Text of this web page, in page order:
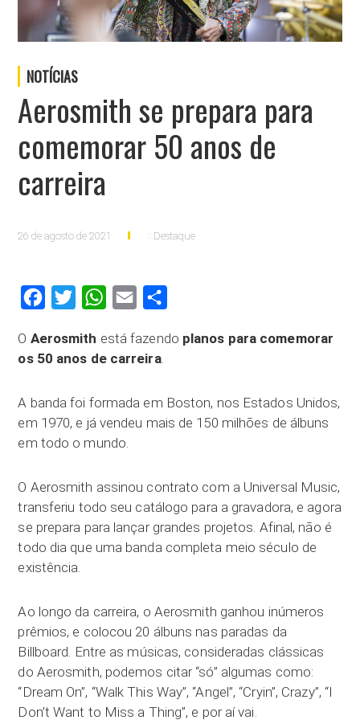
NOTÍCIAS
Aerosmith se prepara para
comemorar 50 anos de
carreira
26 de agosto de 2021 Destaque
FacebookTwitter WhatsApp
Email
O Aerosmith está fazendo planos para comemorar
os 50 anos de carreira.
A banda foi formada em Boston, nos Estados Unidos,
em 1970, e já vendeu mais de 150 milhões de álbuns
em todo o mundo.
O Aerosmith assinou contrato com a Universal Music,
transferiu todo seu catálogo para a gravadora, e agora
se prepara para lançar grandes projetos. Afinal, não é
todo dia que uma banda completa meio século de
existência.
Ao longo da carreira, o Aerosmith ganhou inúmeros
prêmios, e colocou 20 álbuns nas paradas da
Billboard. Entre as músicas, consideradas clássicas
do Aerosmith, podemos citar “só” algumas como:
“Dream On”, “Walk This Way”, “Angel”, “Cryin”, Crazy”, “I
Don’t Want to Miss a Thing”, e por aí vai.